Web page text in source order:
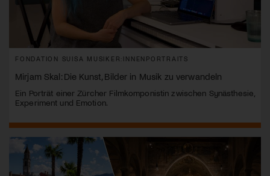
FONDATION SUISA MUSIKER:INNENPORTRAITS
Mirjam Skal: Die Kunst, Bilder in Musik zu verwandeln
Ein Porträt einer Zürcher Filmkomponistin zwischen Synästhesie,
Experiment und Emotion.